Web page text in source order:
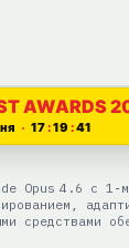
AWARDS
17 19 41
Opus 4.6 с
средствами